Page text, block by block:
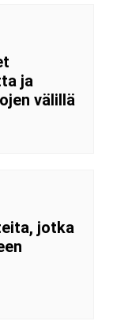
ja
välillä
jotka